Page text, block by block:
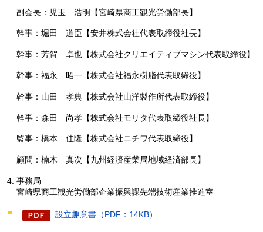
副会長：児玉 浩明【宮崎県商工観光労働部長】
幹事：堀田 道臣 【安井株式会社代表取締役社長】
幹事：芳賀 卓也 【株式会社クリエイティブマシン代表取締役】
幹事：福永 昭一 【株式会社福永樹脂代表取締役】
幹事：山田 孝典 【株式会社山洋製作所代表取締役】
幹事：森田 尚孝【株式会社モリタ代表取締役社長】
監事：橋本 佳隆 【株式会社ニチワ代表取締役】
顧問：楠木 真次【九州経済産業局地域経済部長】
事務局
宮崎県商工観光労働部企業振興課先端技術産業推進室
設立趣意書（PDF：14KB）